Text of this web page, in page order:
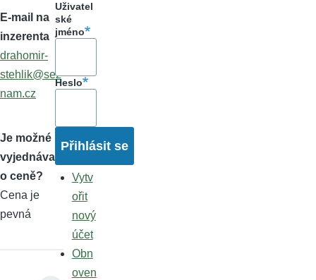
E-mail na
inzerenta
drahomir-
stehlik@sez
nam.cz
Je možné
vyjednávat
o ceně?
Cena je
pevná
Uživatel
ské
jméno
Heslo
Vytv
ořit
nový
účet
Obn
oven